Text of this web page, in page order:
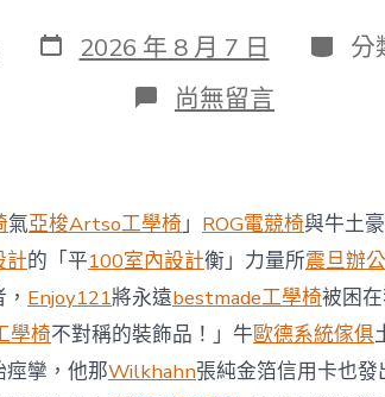
發
表
2026 年 8 月 7 日 分
類
分
在
〈切
月
前
去
馬
國
與
柔
佛
尚無留言
氣亞梭Artso工學椅」 ROG電競椅與牛土
計的「平100室內設計衡」力量所震旦辦
Enjoy121將永遠bestmade工學椅被困
學椅不對稱的裝飾品！」牛歐德系統傢俱
攣，他那Wilkhahn張純金箔信用卡也發